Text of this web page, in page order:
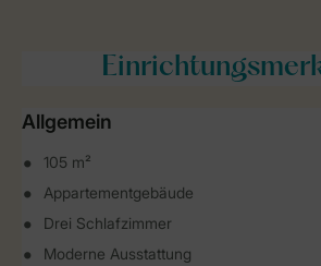
Allgemein
105 m²
Appartementgebäude
Drei Schlafzimmer
Moderne Ausstattung